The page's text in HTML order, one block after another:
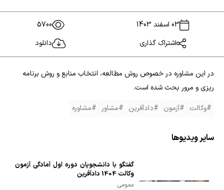
03 اسفند 1403
5700
اشتراک گذاری
دانلود
در این مشاوره در خصوص روش مطالعه، انتخاب منابع و روش برنامه
ریزی و مرور بحث شده است.
#وکالت #آزمون #دادآفرین #مشاور #مشاوره
سایر ویدیوها
گفتگو با دانشجویان دوره اول آمادگی آزمون
وکالت 1404 دادآفرین
عمومی